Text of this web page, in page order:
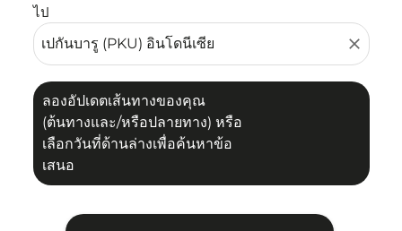
ไป
close
ลองอัปเดตเส้นทางของคุณ
(ต้นทางและ/หรือปลายทาง) หรือ
เลือกวันที่ด้านล่างเพื่อค้นหาข้อ
เสนอ